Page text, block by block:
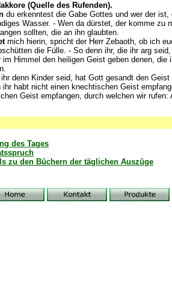
(Quelle des Rufenden).
du erkenntest die Gabe Gottes und wer der
Wasser. - Wen da dürstet, der komme
sollten, die an ihn glaubten.
mich hierin, spricht der Herr Zebaoth, ob ich
die Fülle. - So denn ihr, die ihr arg
im Himmel den heiligen Geist geben denen,
ihr denn Kinder seid, hat Gott gesandt den
ihr habt nicht einen knechtischen Geist
Geist empfangen, durch welchen wir rufen:
des Tages
zu den Büchern der täglichen Auszüge